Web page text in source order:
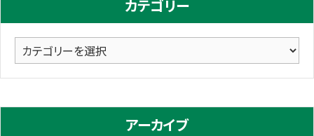
カテゴリー
カ
テ
リ
アーカイブ